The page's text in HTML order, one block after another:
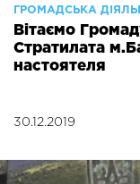
ГРОМАДСЬКА
Вітаємо
Стратилата
настоятеля
30.12.2019